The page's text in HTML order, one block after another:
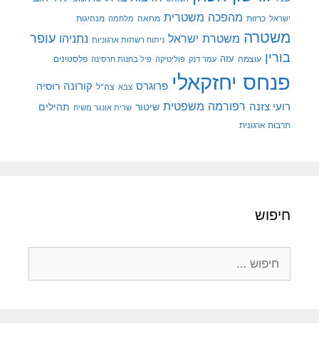
ישראל כרזות מהפכה משטרית מחאה מלחמה מנהיגות
משטרה משטרת ישראל ניתוח רשתות ארגוניות נתניהו עופר
בורין עוצמה עזה עמר דנק פוליטיקה פיל בחנות חרסינה פלסטינים
פנחס יחזקאלי פרוגרס צבא צה"ל קורונה רוסיה
רועי צזנה רפורמה משפטית שיטור שרית אונגר משיח תהילים
תרבות ארגונית
חיפוש